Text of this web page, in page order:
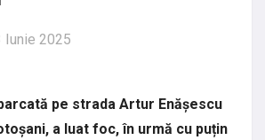
Iunie 2025
pe strada Artur Enășescu
a luat foc, în urmă cu puțin